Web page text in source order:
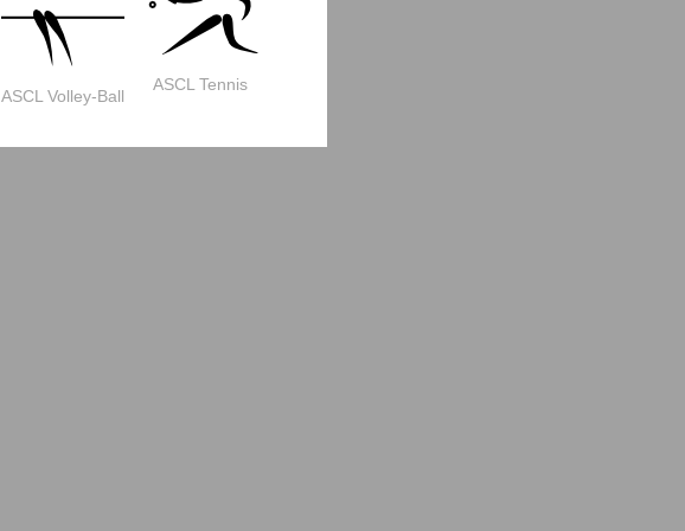
ASCL Volley-Ball
ASCL Tennis